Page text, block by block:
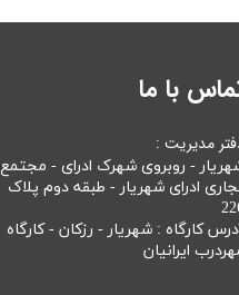
با ما
مدیریت :
- روبروی شهرک ادرای - مجتمع
ادرای شهریار - طبقه دوم پلاک
کارگاه : شهریار - رزکان - کارگاه
ایرانیان